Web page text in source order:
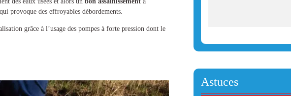
provoque des effroyables débordements.
grâce à l’usage des pompes à forte pression dont le
Astuces